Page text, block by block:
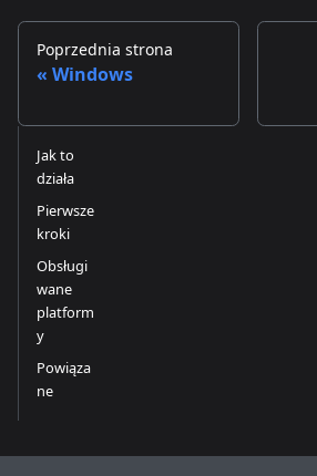
Poprzednia strona
Windows
Jak to
działa
Pierwsze
kroki
Obsługi
wane
platform
y
Powiąza
ne